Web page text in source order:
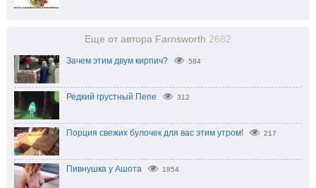
Еще от автора Farnsworth 2682
Зачем этим двум кирпич? 584
Редкий грустный Пепе 312
Порция свежих булочек для вас этим утром! 217
Пивнушка у Ашота 1854